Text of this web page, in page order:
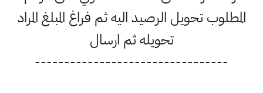
المطلوب تحويل الرصيد اليه ثم فراغ المبلغ المراد
تحويله ثم ارسال
---------------------------------